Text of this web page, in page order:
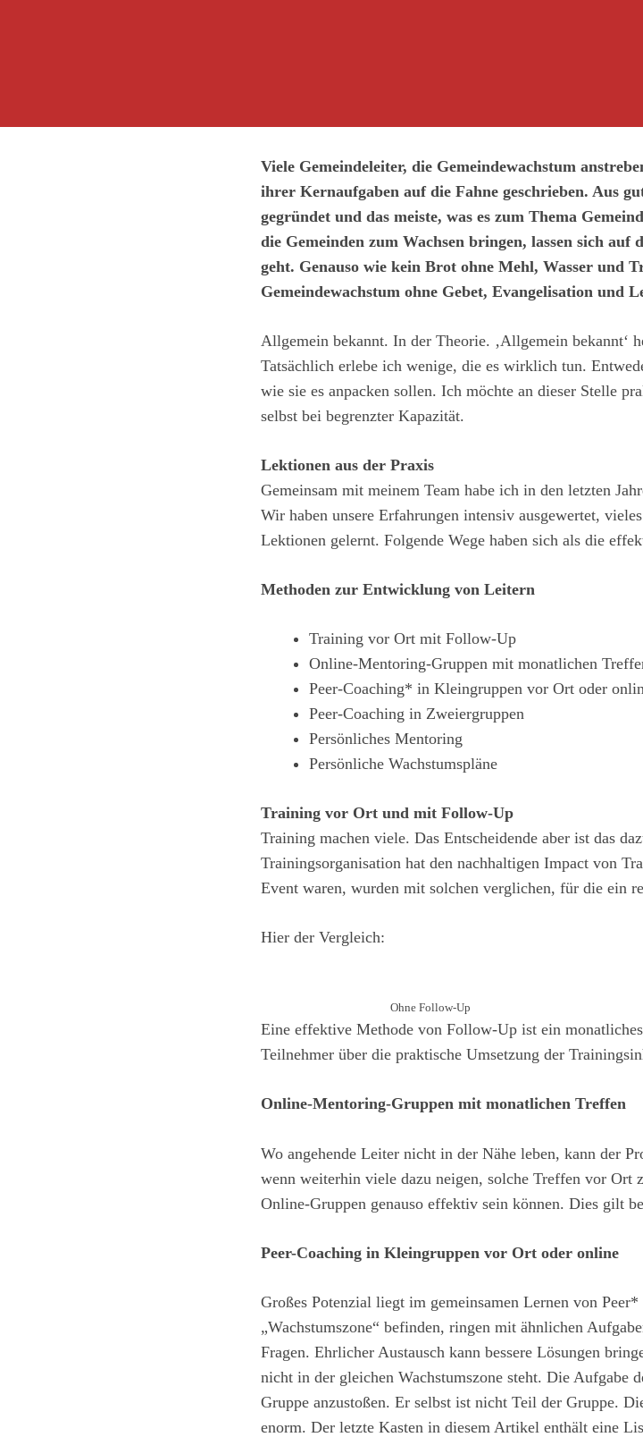
Viele Gemeindeleiter, die Gemeindewachstum
ihrer Kernaufgaben auf die Fahne geschrieben. Aus
gegründet und das meiste, was es zum Thema
die Gemeinden zum Wachsen bringen, lassen sich
geht. Genauso wie kein Brot ohne Mehl, Wasser und
Gemeindewachstum ohne Gebet, Evangelisation und
Allgemein bekannt. In der Theorie. ‚Allgemein bekannt‘
Tatsächlich erlebe ich wenige, die es wirklich tun.
wie sie es anpacken sollen. Ich möchte an dieser Stelle
selbst bei begrenzter Kapazität.
Lektionen aus der Praxis
Gemeinsam mit meinem Team habe ich in den letzten
Wir haben unsere Erfahrungen intensiv ausgewertet,
Lektionen gelernt. Folgende Wege haben sich als die
Methoden zur Entwicklung von Leitern
Training vor Ort mit Follow­-Up
Online­-Mentoring-­Gruppen mit monatlichen
Peer­-Coaching* in Kleingruppen vor Ort oder
Peer-­Coaching in Zweiergruppen
Persönliches Mentoring
Persönliche Wachstumspläne
Training vor Ort und mit Follow-Up
Training machen viele. Das Entscheidende aber ist das
Trainingsorganisation hat den nachhaltigen Impact von
Event waren, wurden mit solchen verglichen, für die ein
Hier der Vergleich:
Ohne Follow-Up
Eine effektive Methode von Follow-Up ist ein
Teilnehmer über die praktische Umsetzung der
Online-Mentoring-Gruppen mit monatlichen Treffen
Wo angehende Leiter nicht in der Nähe leben, kann der
wenn weiterhin viele dazu neigen, solche Treffen vor Ort
Online-Gruppen genauso effektiv sein können. Dies gilt
Peer-Coaching in Kleingruppen vor Ort oder online
Großes Potenzial liegt im gemeinsamen Lernen von
„Wachstumszone“ befinden, ringen mit ähnlichen
Fragen. Ehrlicher Austausch kann bessere Lösungen
nicht in der gleichen Wachstumszone steht. Die Aufgabe
Gruppe anzustoßen. Er selbst ist nicht Teil der Gruppe.
enorm. Der letzte Kasten in diesem Artikel enthält eine